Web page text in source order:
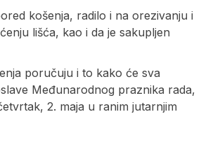
košenja, radilo i na orezivanju i
lišća, kao i da je sakupljen
poručuju i to kako će sva
Međunarodnog praznika rada,
2. maja u ranim jutarnjim